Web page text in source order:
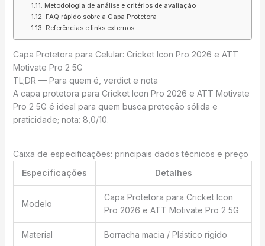
Metodologia de análise e critérios de avaliação
FAQ rápido sobre a Capa Protetora
Referências e links externos
Capa Protetora para Celular: Cricket Icon Pro 2026 e ATT
Motivate Pro 2 5G
TL;DR — Para quem é, verdict e nota
A capa protetora para Cricket Icon Pro 2026 e ATT Motivate
Pro 2 5G é ideal para quem busca proteção sólida e
praticidade; nota: 8,0/10.
Caixa de especificações: principais dados técnicos e preço
Especificações
Detalhes
Modelo
Capa Protetora para Cricket Icon
Pro 2026 e ATT Motivate Pro 2 5G
Material Borracha macia / Plástico rígido